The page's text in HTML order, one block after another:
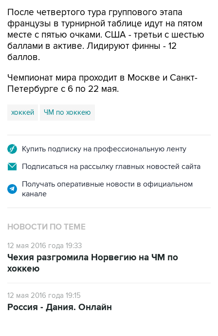
После четвертого тура группового этапа
французы в турнирной таблице идут на пятом
месте с пятью очками. США - третьи с шестью
баллами в активе. Лидируют финны - 12
баллов.
Чемпионат мира проходит в Москве и Санкт-
Петербурге с 6 по 22 мая.
хоккей ЧМ по хоккею
Купить подписку на профессиональную ленту
Подписаться на рассылку главных новостей сайта
Получать оперативные новости в официальном
канале
НОВОСТИ ПО ТЕМЕ
12 мая 2016 года 19:33
Чехия разгромила Норвегию на ЧМ по
хоккею
12 мая 2016 года 19:15
Россия - Дания. Онлайн